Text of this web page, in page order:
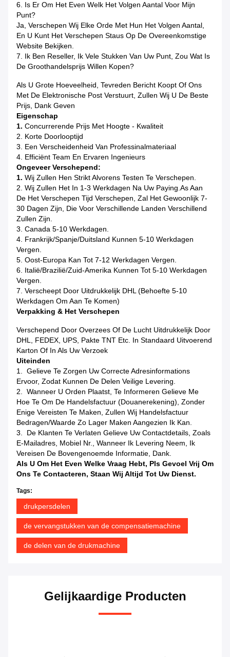
6. Is Er Om Het Even Welk Het Volgen Aantal Voor Mijn
Punt?
Ja, Verschepen Wij Elke Orde Met Hun Het Volgen Aantal,
En U Kunt Het Verschepen Staus Op De Overeenkomstige
Website Bekijken.
7. Ik Ben Reseller, Ik Vele Stukken Van Uw Punt, Zou Wat Is
De Groothandelsprijs Willen Kopen?
Als U Grote Hoeveelheid, Tevreden Bericht Koopt Of Ons
Met De Elektronische Post Verstuurt, Zullen Wij U De Beste
Prijs, Dank Geven
Eigenschap
1. Concurrerende Prijs Met Hoogte - Kwaliteit
2. Korte Doorlooptijd
3. Een Verscheidenheid Van Professinalmateriaal
4. Efficiënt Team En Ervaren Ingenieurs
Ongeveer Verschepend:
1. Wij Zullen Hen Strikt Alvorens Testen Te Verschepen.
2. Wij Zullen Het In 1-3 Werkdagen Na Uw Paying.as Aan
De Het Verschepen Tijd Verschepen, Zal Het Gewoonlijk 7-
30 Dagen Zijn, Die Voor Verschillende Landen Verschillend
Zullen Zijn.
3. Canada 5-10 Werkdagen.
4. Frankrijk/Spanje/Duitsland Kunnen 5-10 Werkdagen
Vergen.
5. Oost-Europa Kan Tot 7-12 Werkdagen Vergen.
6. Italië/Brazilië/Zuid-Amerika Kunnen Tot 5-10 Werkdagen
Vergen.
7. Verscheept Door Uitdrukkelijk DHL (Behoefte 5-10
Werkdagen Om Aan Te Komen)
Verpakking & Het Verschepen
Verschepend Door Overzees Of De Lucht Uitdrukkelijk Door
DHL, FEDEX, UPS, Pakte TNT Etc. In Standaard Uitvoerend
Karton Of In Als Uw Verzoek
Uiteinden
1. Gelieve Te Zorgen Uw Correcte Adresinformations
Ervoor, Zodat Kunnen De Delen Veilige Levering.
2. Wanneer U Orden Plaatst, Te Informeren Gelieve Me
Hoe Te Om De Handelsfactuur (Douanerekening), Zonder
Enige Vereisten Te Maken, Zullen Wij Handelsfactuur
Bedragen/waarde Zo Lager Maken Aangezien Ik Kan.
3. De Klanten Te Verlaten Gelieve Uw Contactdetails, Zoals
E-Mailadres, Mobiel Nr., Wanneer Ik Levering Neem, Ik
Vereisen De Bovengenoemde Informatie, Dank.
Als U Om Het Even Welke Vraag Hebt, Pls Gevoel Vrij Om
Ons Te Contacteren, Staan Wij Altijd Tot Uw Dienst.
Tags:
drukpersdelen
de vervangstukken van de compensatiemachine
de delen van de drukmachine
Gelijkaardige Producten